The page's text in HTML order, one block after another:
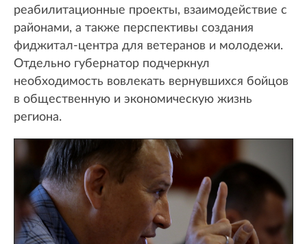
реабилитационные проекты, взаимодействие с
районами, а также перспективы создания
фиджитал-центра для ветеранов и молодежи.
Отдельно губернатор подчеркнул
необходимость вовлекать вернувшихся бойцов
в общественную и экономическую жизнь
региона.